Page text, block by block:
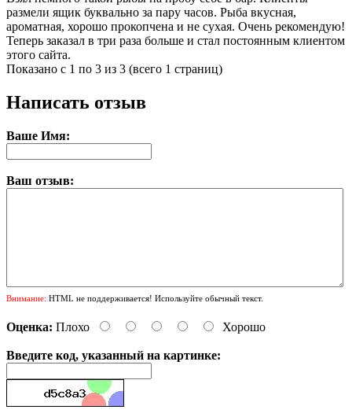
размели ящик буквально за пару часов. Рыба вкусная,
ароматная, хорошо прокопчена и не сухая. Очень рекомендую!
Теперь заказал в три раза больше и стал постоянным клиентом
этого сайта.
Показано с 1 по 3 из 3 (всего 1 страниц)
Написать отзыв
Ваше Имя:
Ваш отзыв:
Внимание: HTML не поддерживается! Используйте обычный текст.
Оценка: Плохо Хорошо
Введите код, указанный на картинке: